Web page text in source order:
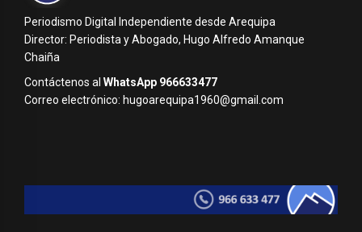
Periodismo Digital Independiente desde Arequipa
Director: Periodista y Abogado, Hugo Alfredo Amanque
Chaiña
Contáctenos al WhatsApp 966633477
Correo electrónico: hugoarequipa1960@gmail.com